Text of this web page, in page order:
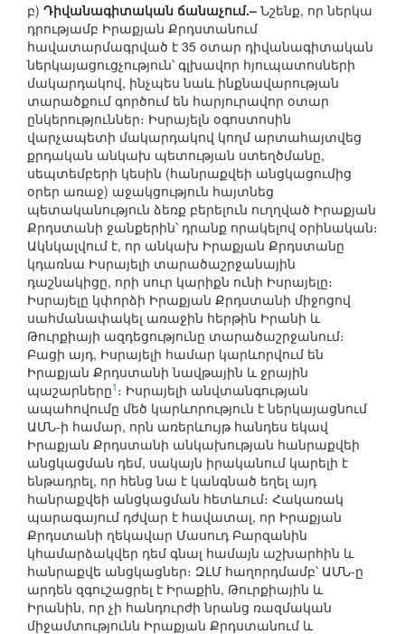
բ) Դիվանագիտական ճանաչում.– Նշենք, որ ներկա
դրությամբ Իրաքյան Քրդստանում
հավատարմագրված է 35 օտար դիվանագիտական
ներկայացուցչություն՝ գլխավոր հյուպատոսների
մակարդակով, ինչպես նաև ինքնավարության
տարածքում գործում են հարյուրավոր օտար
ընկերություններ։ Իսրայելն օգոստոսին
վարչապետի մակարդակով կողմ արտահայտվեց
քրդական անկախ պետության ստեղծմանը,
սեպտեմբերի կեսին (հանրաքվեի անցկացումից
օրեր առաջ) աջակցություն հայտնեց
պետականություն ձեռք բերելուն ուղղված Իրաքյան
Քրդստանի ջանքերին՝ դրանք որակելով օրինական։
Ակնկալվում է, որ անկախ Իրաքյան Քրդստանը
կդառնա Իսրայելի տարածաշրջանային
դաշնակիցը, որի սուր կարիքն ունի Իսրայելը։
Իսրայելը կփորձի Իրաքյան Քրդստանի միջոցով
սահմանափակել առաջին հերթին Իրանի և
Թուրքիայի ազդեցությունը տարածաշրջանում։
Բացի այդ, Իսրայելի համար կարևորվում են
Իրաքյան Քրդստանի նավթային և ջրային
պաշարները1 ։ Իսրայելի անվտանգության
ապահովումը մեծ կարևորություն է ներկայացնում
ԱՄՆ-ի համար, որն առերևույթ հանդես եկավ
Իրաքյան Քրդստանի անկախության հանրաքվեի
անցկացման դեմ, սակայն իրականում կարելի է
ենթադրել, որ հենց նա է կանգնած եղել այդ
հանրաքվեի անցկացման հետևում։ Հակառակ
պարագայում դժվար է հավատալ, որ Իրաքյան
Քրդստանի ղեկավար Մասուդ Բարզանին
կհամարձակվեր դեմ գնալ համայն աշխարհին և
հանրաքվե անցկացներ։ ԶԼՄ հաղորդմամբ՝ ԱՄՆ-ը
արդեն զգուշացրել է Իրաքին, Թուրքիային և
Իրանին, որ չի հանդուրժի նրանց ռազմական
միջամտությունն Իրաքյան Քրդստանում և